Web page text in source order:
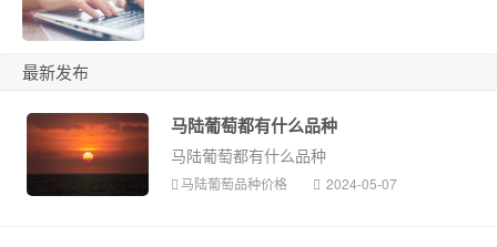
最新发布
马陆葡萄都有什么品种
马陆葡萄都有什么品种
马陆葡萄品种价格 2024-05-07